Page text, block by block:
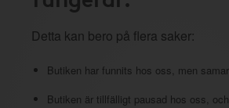
Detta kan bero på flera saker:
Butiken har funnits hos oss, men
Butiken är tillfälligt pausad hos oss,